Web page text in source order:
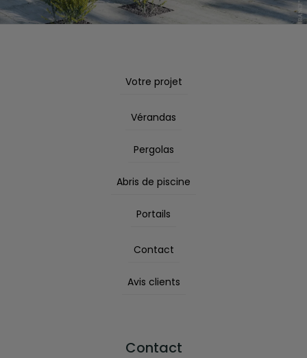
Votre projet
Vérandas
Pergolas
Abris de piscine
Portails
Contact
Avis clients
Contact